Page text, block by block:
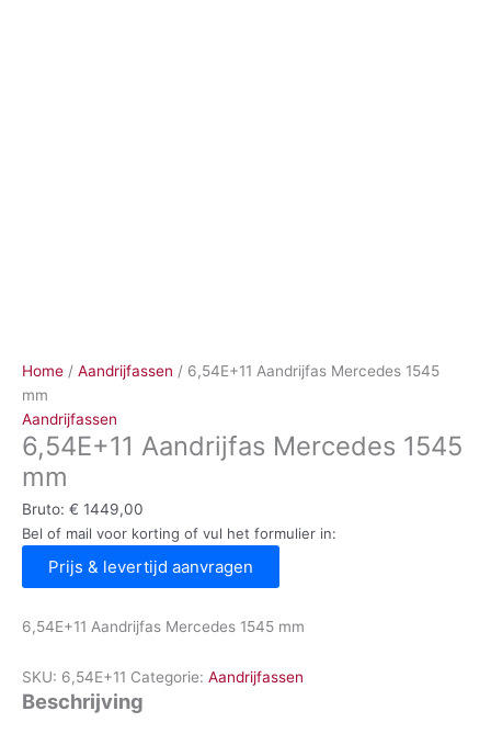
Home / Aandrijfassen / 6,54E+11 Aandrijfas Mercedes 1545
mm
Aandrijfassen
6,54E+11 Aandrijfas Mercedes 1545
mm
Bruto: € 1449,00
Bel of mail voor korting of vul het formulier in:
Prijs & levertijd aanvragen
6,54E+11 Aandrijfas Mercedes 1545 mm
SKU: 6,54E+11 Categorie: Aandrijfassen
Beschrijving